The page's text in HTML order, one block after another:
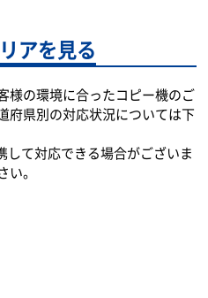
機種一覧
アを見る
様の環境に合ったコピー機のご
県別の対応状況については下